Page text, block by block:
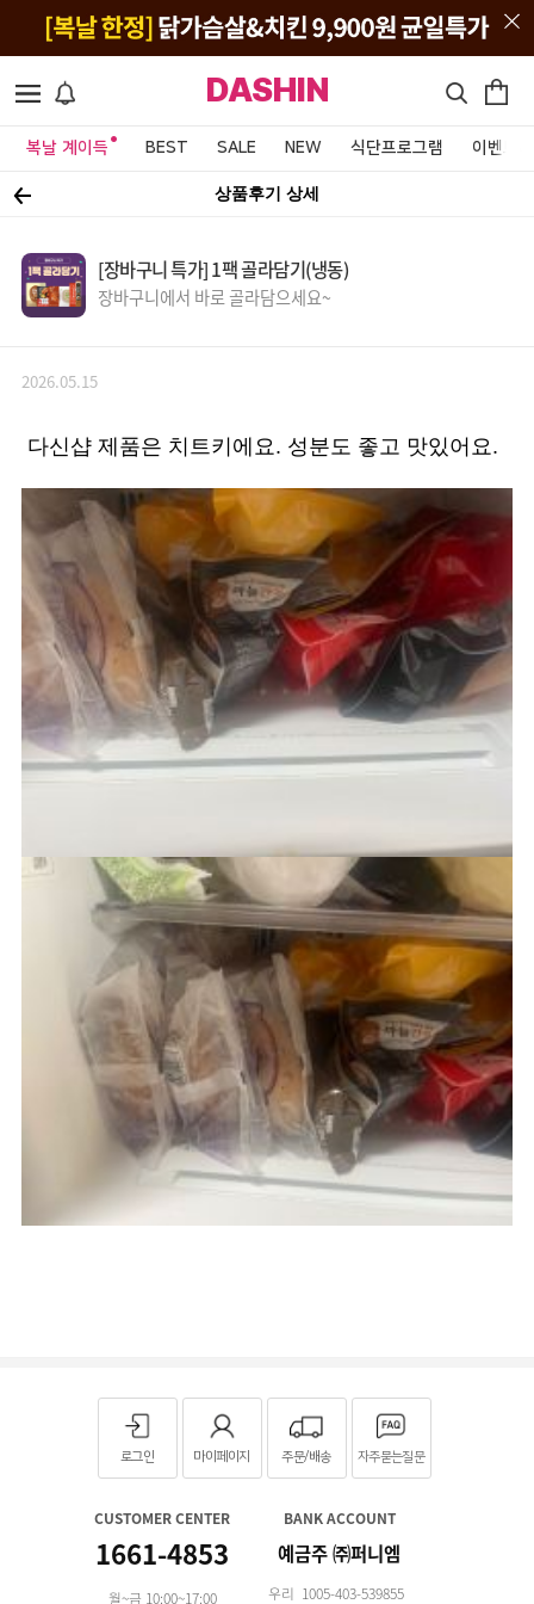
DASHIN
복날 계이득 BEST SALE NEW 식단프로그램 이벤트&
상품후기 상세
[장바구니 특가] 1팩 골라담기(냉동)
장바구니에서 바로 골라담으세요~
2026.05.15
다신샵 제품은 치트키에요. 성분도 좋고 맛있어요.
로그인 마이페이지 주문/배송 자주묻는질문
CUSTOMER CENTER
1661-4853
월~금 10:00~17:00
BANK ACCOUNT
예금주 ㈜퍼니엠
우리 1005-403-539855